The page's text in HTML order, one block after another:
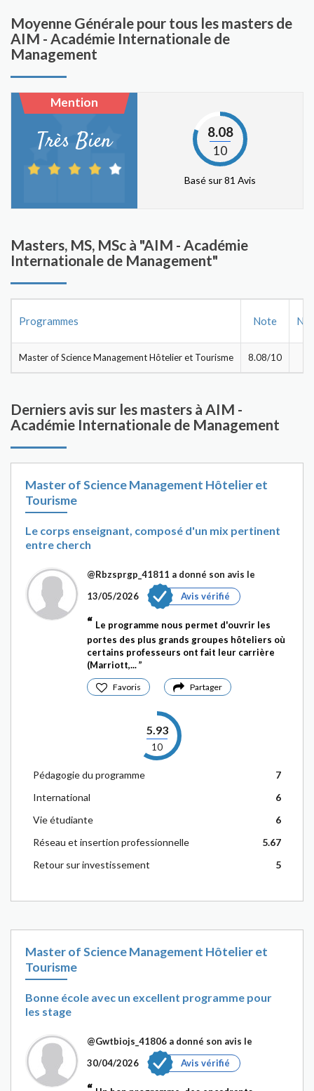
Moyenne Générale pour tous les masters de
AIM - Académie Internationale de
Management
Mention
Très Bien 8.08
10
Basé sur 81 Avis
Masters, MS, MSc à "AIM - Académie
Internationale de Management"
Programmes Note Nb
Master of Science Management Hôtelier et Tourisme 8.08/10
Derniers avis sur les masters à AIM -
Académie Internationale de Management
Master of Science Management Hôtelier et
Tourisme
Le corps enseignant, composé d'un mix pertinent
entre cherch
@Rbzsprgp_41811 a donné son avis le
13/05/2026
Avis vérifié
Le programme nous permet d'ouvrir les
portes des plus grands groupes hôteliers où
certains professeurs ont fait leur carrière
(Marriott,...
Favoris Partager
5.93
10
Pédagogie du programme
7
International
6
Vie étudiante
6
Réseau et insertion professionnelle
5.67
Retour sur investissement
5
Master of Science Management Hôtelier et
Tourisme
Bonne école avec un excellent programme pour
les stage
@Gwtbiojs_41806 a donné son avis le
30/04/2026
Avis vérifié